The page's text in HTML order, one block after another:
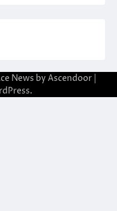
News by Ascendoor
.